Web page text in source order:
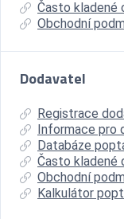
Často kladené
Obchodní
Dodavatel
Registrace
Informace pro
Databáze
Často kladené
Obchodní
Kalkulátor